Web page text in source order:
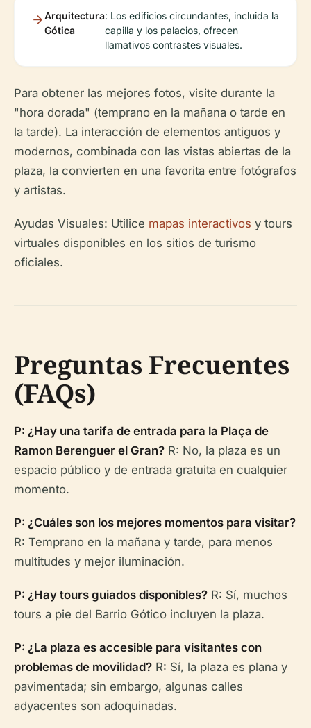
Arquitectura
Gótica
: Los edificios circundantes, incluida la
capilla y los palacios, ofrecen
llamativos contrastes visuales.
Para obtener las mejores fotos, visite durante la
"hora dorada" (temprano en la mañana o tarde en
la tarde). La interacción de elementos antiguos y
modernos, combinada con las vistas abiertas de la
plaza, la convierten en una favorita entre fotógrafos
y artistas.
Ayudas Visuales: Utilice mapas interactivos y tours
virtuales disponibles en los sitios de turismo
oficiales.
Preguntas Frecuentes
(FAQs)
P: ¿Hay una tarifa de entrada para la Plaça de
Ramon Berenguer el Gran? R: No, la plaza es un
espacio público y de entrada gratuita en cualquier
momento.
P: ¿Cuáles son los mejores momentos para visitar?
R: Temprano en la mañana y tarde, para menos
multitudes y mejor iluminación.
P: ¿Hay tours guiados disponibles? R: Sí, muchos
tours a pie del Barrio Gótico incluyen la plaza.
P: ¿La plaza es accesible para visitantes con
problemas de movilidad? R: Sí, la plaza es plana y
pavimentada; sin embargo, algunas calles
adyacentes son adoquinadas.